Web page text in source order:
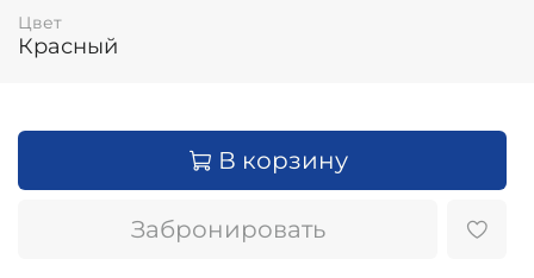
Цвет
Красный
В корзину
Забронировать